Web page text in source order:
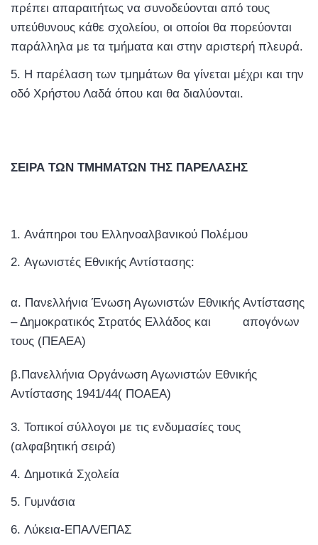
πρέπει απαραιτήτως να συνοδεύονται από τους
υπεύθυνους κάθε σχολείου, οι οποίοι θα πορεύονται
παράλληλα με τα τμήματα και στην αριστερή πλευρά.
Η παρέλαση των τμημάτων θα γίνεται μέχρι και την
οδό Χρήστου Λαδά όπου και θα διαλύονται.
ΣΕΙΡΑ ΤΩΝ ΤΜΗΜΑΤΩΝ ΤΗΣ ΠΑΡΕΛΑΣΗΣ
Ανάπηροι του Ελληνοαλβανικού Πολέμου
Αγωνιστές Εθνικής Αντίστασης:
α. Πανελλήνια Ένωση Αγωνιστών Εθνικής Αντίστασης
– Δημοκρατικός Στρατός Ελλάδος και απογόνων
τους (ΠΕΑΕΑ)
β.Πανελλήνια Οργάνωση Αγωνιστών Εθνικής
Αντίστασης 1941/44( ΠΟΑΕΑ)
Τοπικοί σύλλογοι με τις ενδυμασίες τους
(αλφαβητική σειρά)
Δημοτικά Σχολεία
Γυμνάσια
Λύκεια-ΕΠΑΛ/ΕΠΑΣ